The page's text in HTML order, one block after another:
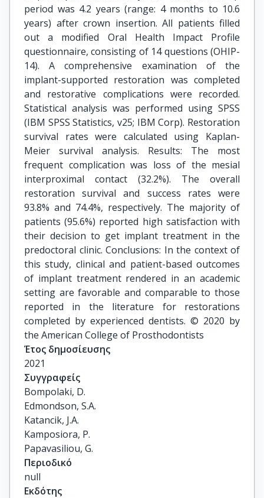
period was 4.2 years (range: 4 months to 10.6
years) after crown insertion. All patients filled
out a modified Oral Health Impact Profile
questionnaire, consisting of 14 questions (OHIP-
14). A comprehensive examination of the
implant-supported restoration was completed
and restorative complications were recorded.
Statistical analysis was performed using SPSS
(IBM SPSS Statistics, v25; IBM Corp). Restoration
survival rates were calculated using Kaplan-
Meier survival analysis. Results: The most
frequent complication was loss of the mesial
interproximal contact (32.2%). The overall
restoration survival and success rates were
93.8% and 74.4%, respectively. The majority of
patients (95.6%) reported high satisfaction with
their decision to get implant treatment in the
predoctoral clinic. Conclusions: In the context of
this study, clinical and patient-based outcomes
of implant treatment rendered in an academic
setting are favorable and comparable to those
reported in the literature for restorations
completed by experienced dentists. © 2020 by
the American College of Prosthodontists
Έτος δημοσίευσης
2021
Συγγραφείς
Bompolaki, D.
Edmondson, S.A.
Katancik, J.A.
Kamposiora, P.
Papavasiliou, G.
Περιοδικό
null
Εκδότης